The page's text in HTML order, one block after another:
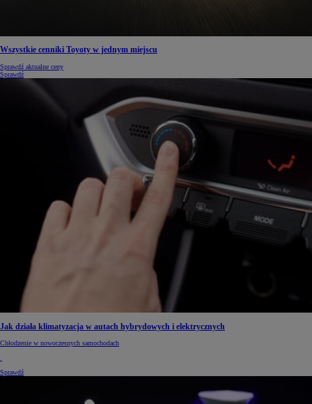
Wszystkie cenniki Toyoty w jednym miejscu
Sprawdź aktualne ceny
Sprawdź
Jak działa klimatyzacja w autach hybrydowych i elektrycznych
Chłodzenie w nowoczesnych samochodach
Sprawdź